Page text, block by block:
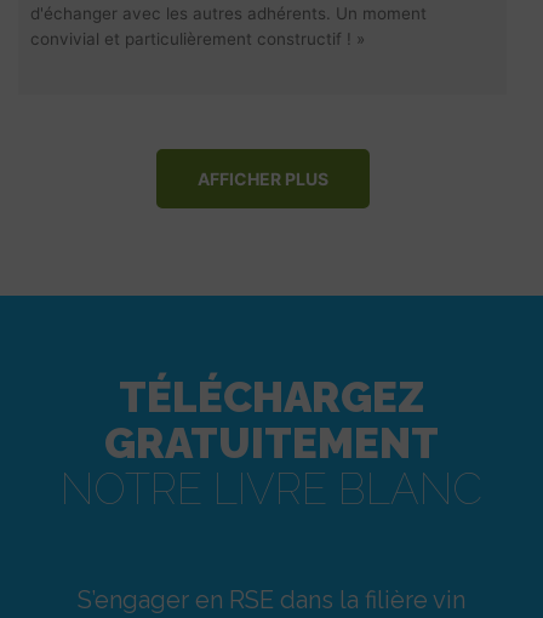
d'échanger avec les autres adhérents. Un moment
convivial et particulièrement constructif ! »
AFFICHER PLUS
TÉLÉCHARGEZ
GRATUITEMENT
NOTRE LIVRE BLANC
S’engager en RSE dans la filière vin